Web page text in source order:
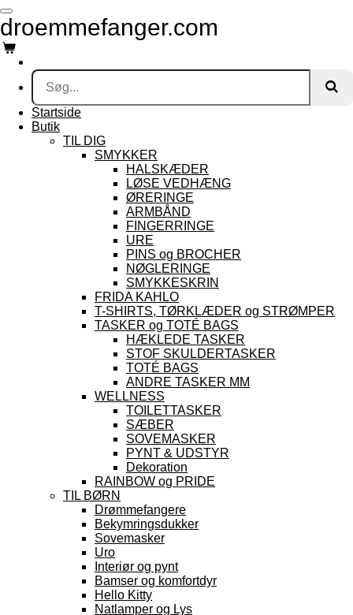
Spring
til
hovedindhold
droemmefanger.com
Startside
Butik
TIL DIG
SMYKKER
HALSKÆDER
LØSE VEDHÆNG
ØRERINGE
ARMBÅND
FINGERRINGE
URE
PINS og BROCHER
NØGLERINGE
SMYKKESKRIN
FRIDA KAHLO
T-SHIRTS, TØRKLÆDER og STRØMPER
TASKER og TOTÉ BAGS
HÆKLEDE TASKER
STOF SKULDERTASKER
TOTÉ BAGS
ANDRE TASKER MM
WELLNESS
TOILETTASKER
SÆBER
SOVEMASKER
PYNT & UDSTYR
Dekoration
RAINBOW og PRIDE
TIL BØRN
Drømmefangere
Bekymringsdukker
Sovemasker
Uro
Interiør og pynt
Bamser og komfortdyr
Hello Kitty
Natlamper og Lys